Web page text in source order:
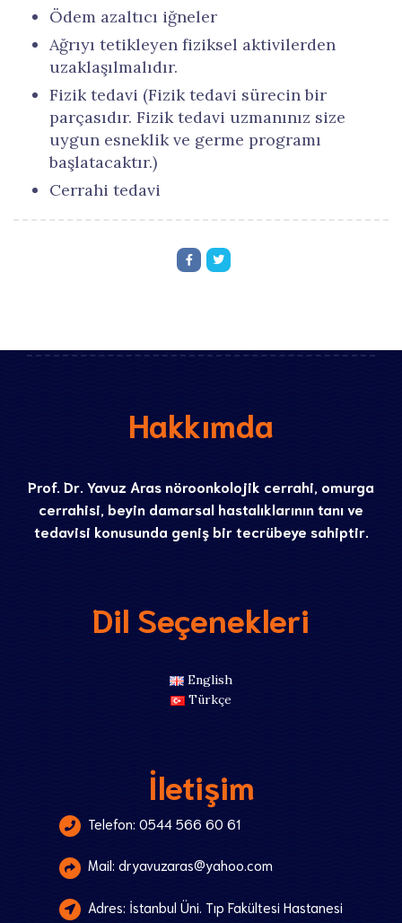
Ödem azaltıcı iğneler
Ağrıyı tetikleyen fiziksel aktivilerden
uzaklaşılmalıdır.
Fizik tedavi (Fizik tedavi sürecin bir
parçasıdır. Fizik tedavi uzmanınız size
uygun esneklik ve germe programı
başlatacaktır.)
Cerrahi tedavi
Hakkımda
Prof. Dr. Yavuz Aras nöroonkolojik cerrahi, omurga
cerrahisi, beyin damarsal hastalıklarının tanı ve
tedavisi konusunda geniş bir tecrübeye sahiptir.
Dil Seçenekleri
English
Türkçe
İletişim
Telefon: 0544 566 60 61
Mail: dryavuzaras@yahoo.com
Adres: İstanbul Üni. Tıp Fakültesi Hastanesi